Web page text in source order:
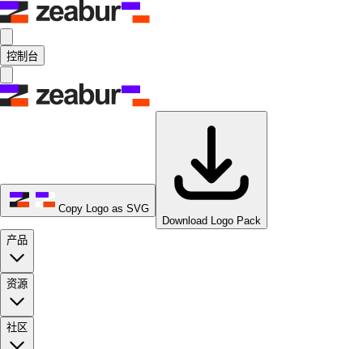
控制台
Copy Logo as SVG
Download Logo Pack
产品
资源
社区